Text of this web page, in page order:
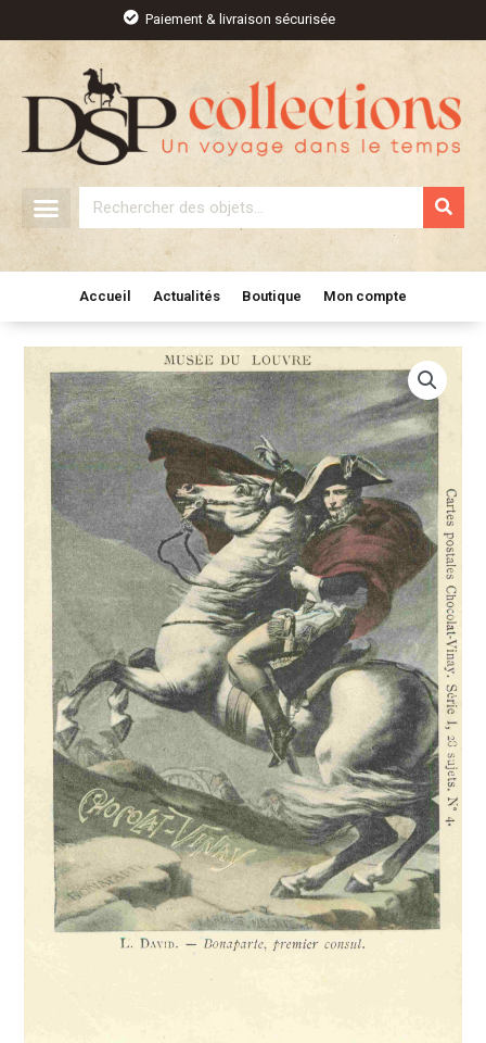
contenu
Paiement & livraison sécurisée
Rechercher
Accueil Actualités Boutique Mon compte